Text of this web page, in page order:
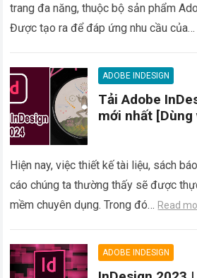
trang đa năng, thuộc bộ sản phẩm
Được tạo ra để đáp ứng nhu cầu của…
ADOBE INDESIGN
Tải Adobe
mới nhất [Dùng
Hiện nay, việc thiết kế tài liệu, sách
cáo chúng ta thường thấy sẽ được
mềm chuyên dụng. Trong đó… Read
ADOBE INDESIGN